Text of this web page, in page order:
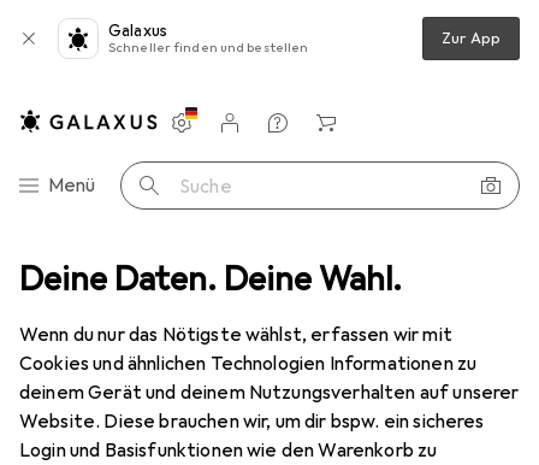
Deine Daten. Deine Wahl.
Wenn du nur das Nötigste wählst, erfassen wir mit
Cookies und ähnlichen Technologien Informationen zu
deinem Gerät und deinem Nutzungsverhalten auf unserer
Website. Diese brauchen wir, um dir bspw. ein sicheres
Login und Basisfunktionen wie den Warenkorb zu
Galaxus
Schneller finden und bestellen Zur App
Navigation nach Kategorien
Menü Suche
Einstellungen
Kundenkonto
Vergleichslisten
Merklisten
Warenkorb
Veloräder + Veloschläuche Veloreifen Schwalbe Hurricane
5 Bilder
−7%